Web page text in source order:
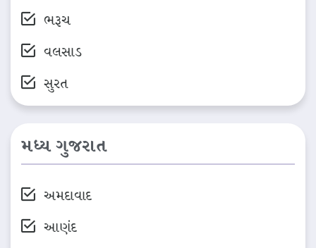
ભરૂચ
વલસાડ
સુરત
મધ્ય ગુજરાત
અમદાવાદ
આણંદ